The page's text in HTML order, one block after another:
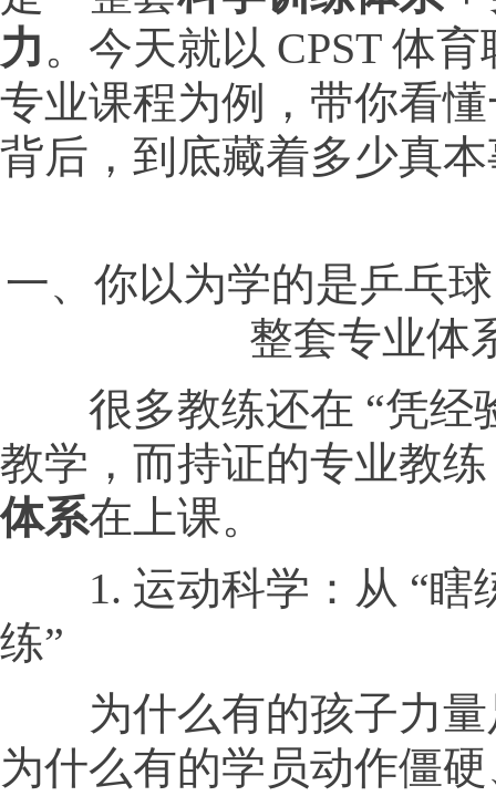
力。今天就以 CPST 体
专业课程为例，带你看
背后，到底藏着多少真
一、你以为学的是乒乓
整套专业体
很多教练还在 “凭经
教学，而持证的专业教
体系在上课。
1. 运动科学：从 “瞎
练”
为什么有的孩子力量
为什么有的学员动作僵